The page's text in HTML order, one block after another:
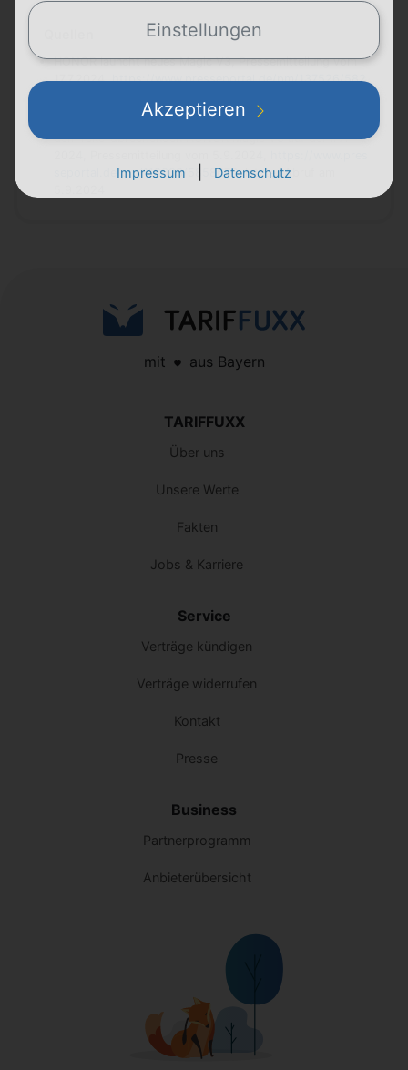
HONOR launcht neues Magic V3, Pressemitteilung vom
17.7.2024,https://www.presseportal.de/pm/137526/582
HONOR entfaltet eine Zukunft voller Möglichkeiten mit
dem rekordbrechenden HONOR Magic V3 auf der IFA
seportal.de/pm/118003/5858676, letzter Abruf am
mit aus Bayern
TARIFFUXX
Über uns
Unsere Werte
Fakten
Jobs & Karriere
Service
Verträge kündigen
Verträge widerrufen
Kontakt
Presse
Business
Partnerprogramm
Anbieterübersicht
Einstellungen
Akzeptieren
Impressum Datenschutz